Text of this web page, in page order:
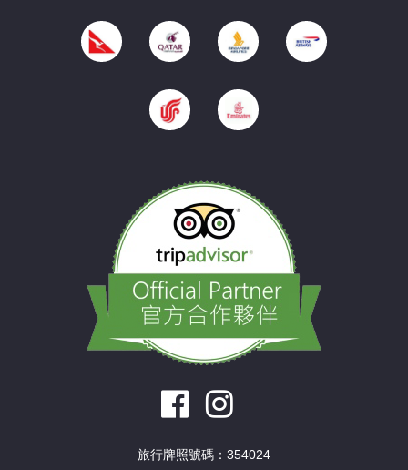
旅行牌照號碼：354024